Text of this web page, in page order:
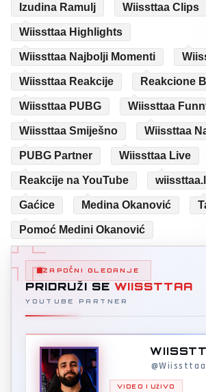
Izudina Ramulj Wiissttaa Clips
Wiissttaa Highlights
Wiissttaa Najbolji Momenti
Wiissttaa Reakcije Reakcione
Wiissttaa PUBG Wiissttaa
Wiissttaa Smiješno Wiissttaa
PUBG Partner Wiissttaa Live
Reakcije na YouTube
Gaćice Medina Okanović
Pomoć Medini Okanović
ZAPOČNI GLEDANJE
PRIDRUŽI SE WIISSTTAA
YOUTUBE PARTNER
VIDEO I UŽIVO